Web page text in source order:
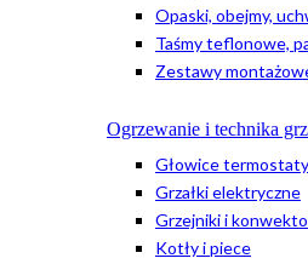
Opaski, obejmy,
Taśmy teflonowe,
Zestawy
Ogrzewanie i technika
Głowice
Grzałki elektryczne
Grzejniki i
Kotły i piece